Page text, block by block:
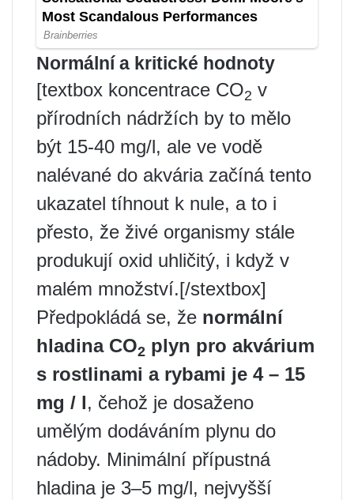
Normální a kritické hodnoty
[textbox koncentrace CO2 v
přírodních nádržích by to mělo
být 15-40 mg/l, ale ve vodě
nalévané do akvária začíná tento
ukazatel tíhnout k nule, a to i
přesto, že živé organismy stále
produkují oxid uhličitý, i když v
malém množství.[/stextbox]
Předpokládá se, že normální
hladina CO2 plyn pro akvárium
s rostlinami a rybami je 4 – 15
mg / l, čehož je dosaženo
umělým dodáváním plynu do
nádoby. Minimální přípustná
hladina je 3–5 mg/l, nejvyšší